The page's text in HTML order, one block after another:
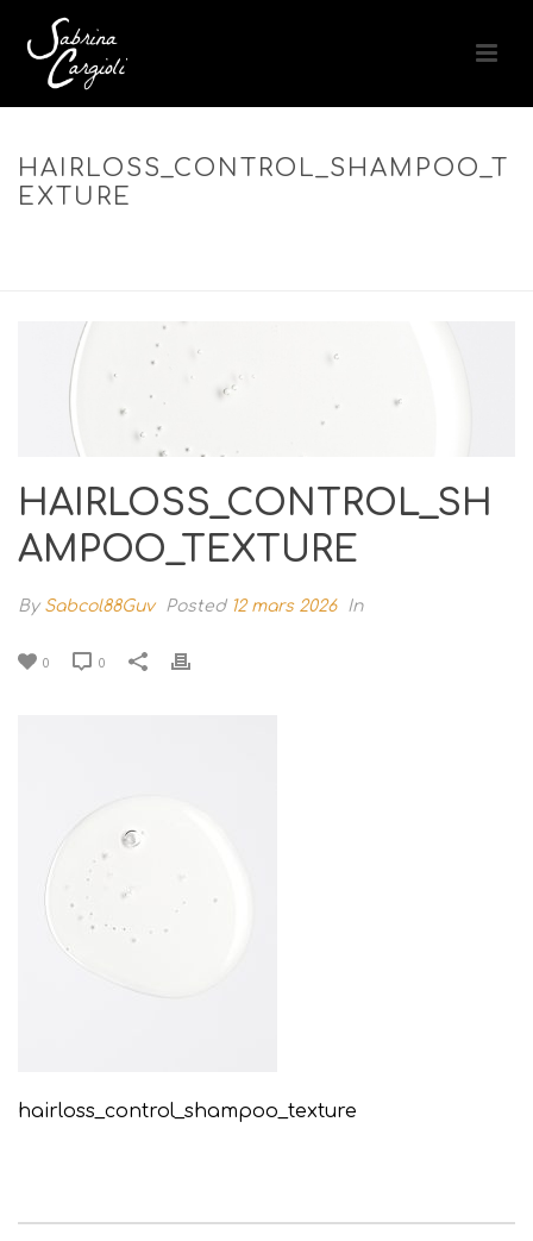
HAIRLOSS_CONTROL_SHAMPOO_T
EXTURE
HAIRLOSS_CONTROL_SH
AMPOO_TEXTURE
By Sabcol88Guv Posted 12 mars 2026 In
0 0
hairloss_control_shampoo_texture